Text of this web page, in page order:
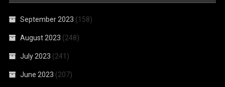
September 2023 (158)
August 2023 (248)
July 2023 (241)
June 2023 (207)